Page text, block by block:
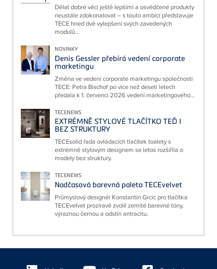
Dělat dobré věci ještě lepšími a osvědčené produkty
neustále zdokonalovat – s touto ambicí představuje
TECE hned dvě vylepšení svých zavedených
modulů...
NOVINKY
Denis Gessler přebírá vedení corporate
marketingu
Změna ve vedení corporate marketingu společnosti
TECE: Petra Bischof po více než deseti letech
předala k 1. červenci 2026 vedení marketingového...
TECENEWS
EXTRÉMNĚ STYLOVÉ TLAČÍTKO TEĎ I
BEZ STRUKTURY
TECEsolid řada ovládacích tlačítek toalety s
extrémně stylovým designem se letos rozšířila o
modely bez struktury.
TECENEWS
Nadčasová barevná paleta TECEvelvet
Průmyslový designér Konstantin Grcic pro tlačítka
TECEvelvet prozíravě zvolil zemité barevné tóny,
výraznou černou a odstín antracitu.
Floating